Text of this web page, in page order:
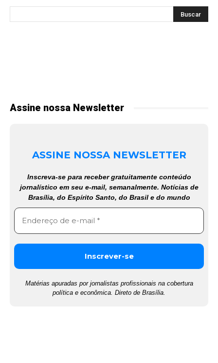
Assine nossa Newsletter
ASSINE NOSSA NEWSLETTER
Inscreva-se para receber gratuitamente conteúdo
jornalístico em seu e-mail, semanalmente. Notícias de
Brasília, do Espírito Santo, do Brasil e do mundo
Matérias apuradas por jornalistas profissionais na cobertura
política e econômica. Direto de Brasília.